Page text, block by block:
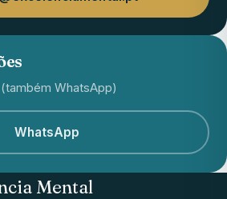
WhatsApp)
WhatsApp
Mental